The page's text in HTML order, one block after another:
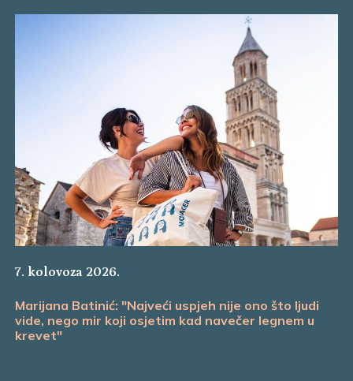
7. kolovoza 2026.
Marijana Batinić: "Najveći uspjeh nije ono što ljudi
vide, nego mir koji osjetim kad navečer legnem u
krevet"